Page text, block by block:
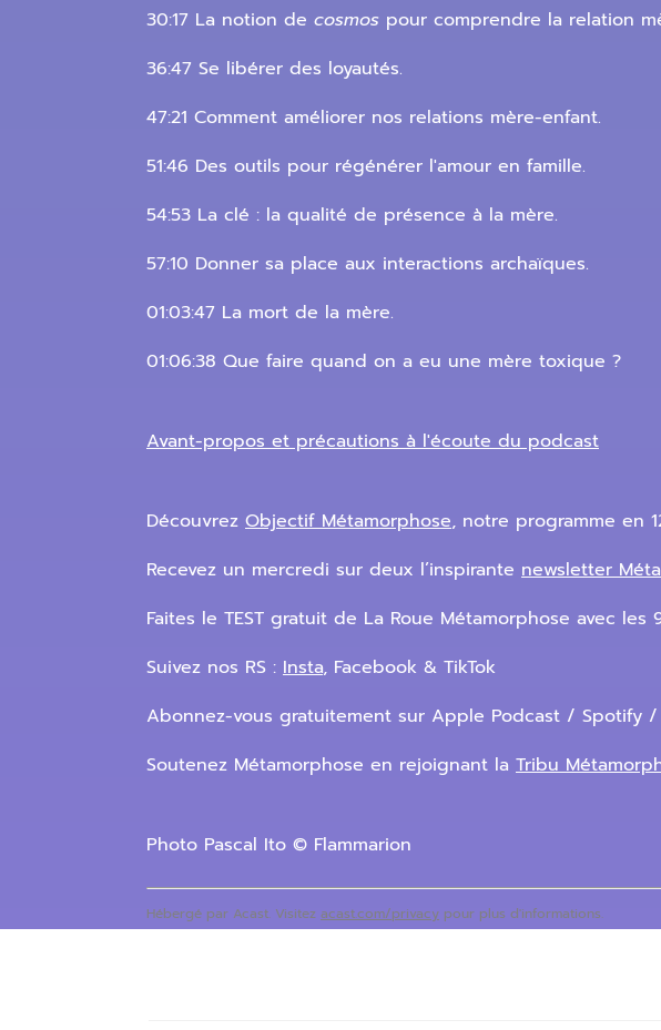
30:17 La notion de cosmos pour comprendre la relation
36:47 Se libérer des loyautés.
47:21 Comment améliorer nos relations mère-enfant.
51:46 Des outils pour régénérer l'amour en famille.
54:53 La clé : la qualité de présence à la mère.
57:10 Donner sa place aux interactions archaïques.
01:03:47 La mort de la mère.
01:06:38 Que faire quand on a eu une mère toxique ?
Avant-propos et précautions à l'écoute du podcast
Découvrez Objectif Métamorphose, notre programme en
Recevez un mercredi sur deux l’inspirante newsletter
Faites le TEST gratuit de La Roue Métamorphose avec
Suivez nos RS : Insta, Facebook & TikTok
Abonnez-vous gratuitement sur Apple Podcast / Spotify
Soutenez Métamorphose en rejoignant la Tribu
Photo Pascal Ito © Flammarion
Hébergé par Acast. Visitez acast.com/privacy pour plus d'informations.